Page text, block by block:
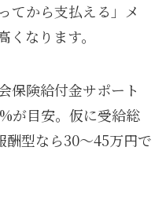
てから支払える」メ
なります。
保険給付金サポート
が目安。仮に受給総
型なら30〜45万円で